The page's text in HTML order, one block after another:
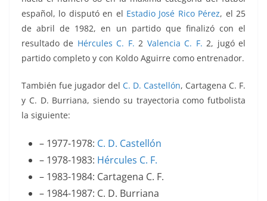
español, lo disputó en el Estadio José Rico Pérez, el 25
de abril de 1982, en un partido que finalizó con el
resultado de Hércules C. F. 2 Valencia C. F. 2, jugó el
partido completo y con Koldo Aguirre como entrenador.
También fue jugador del C. D. Castellón, Cartagena C. F.
y C. D. Burriana, siendo su trayectoria como futbolista
la siguiente:
– 1977-1978: C. D. Castellón
– 1978-1983: Hércules C. F.
– 1983-1984: Cartagena C. F.
– 1984-1987: C. D. Burriana